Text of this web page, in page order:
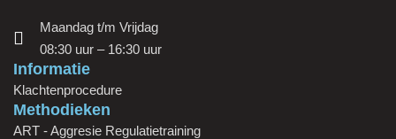
Maandag t/m Vrijdag
08:30 uur – 16:30 uur
Informatie
Klachtenprocedure
Methodieken
ART - Aggresie Regulatietraining